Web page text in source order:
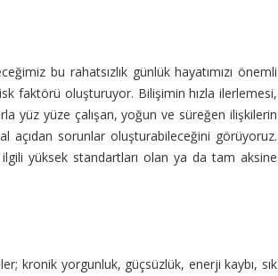
bu rahatsızlık günlük hayatımızı önemli
faktörü oluşturuyor. Bilişimin hızla ilerlemesi,
yüz yüze çalışan, yoğun ve süreğen ilişkilerin
sorunlar oluşturabileceğini görüyoruz.
yüksek standartları olan ya da tam aksine
kronik yorgunluk, güçsüzlük, enerji kaybı, sık